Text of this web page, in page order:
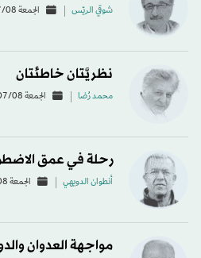
شوقي الريّس الجمعة 07/08 - 00:05
نظريَّتان خاطئتان
محمد رُضا الجمعة 07/08 - 00:05
رحلة في عمق
أنطوان الدويهي الجمعة 07/08 - 00:05
مواجهة العدوان